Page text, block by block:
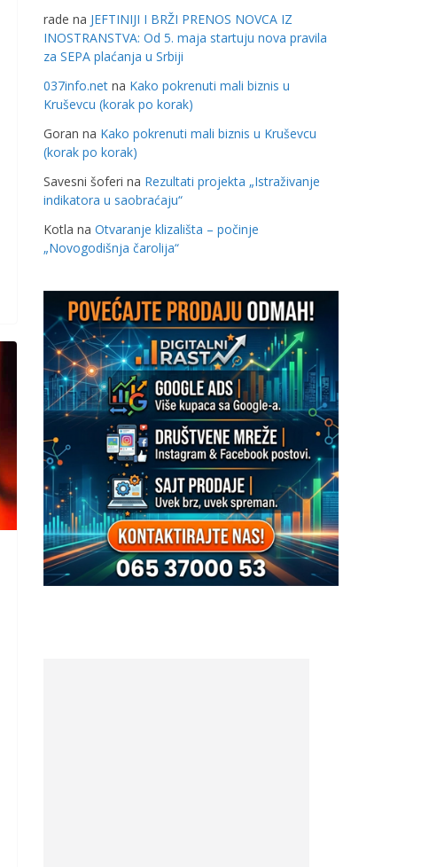
rade na JEFTINIJI I BRŽI PRENOS NOVCA IZ
INOSTRANSTVA: Od 5. maja startuju nova pravila
za SEPA plaćanja u Srbiji
037info.net na Kako pokrenuti mali biznis u
Kruševcu (korak po korak)
Goran na Kako pokrenuti mali biznis u Kruševcu
(korak po korak)
Savesni šoferi na Rezultati projekta „Istraživanje
indikatora u saobraćaju“
Kotla na Otvaranje klizališta – počinje
„Novogodišnja čarolija“